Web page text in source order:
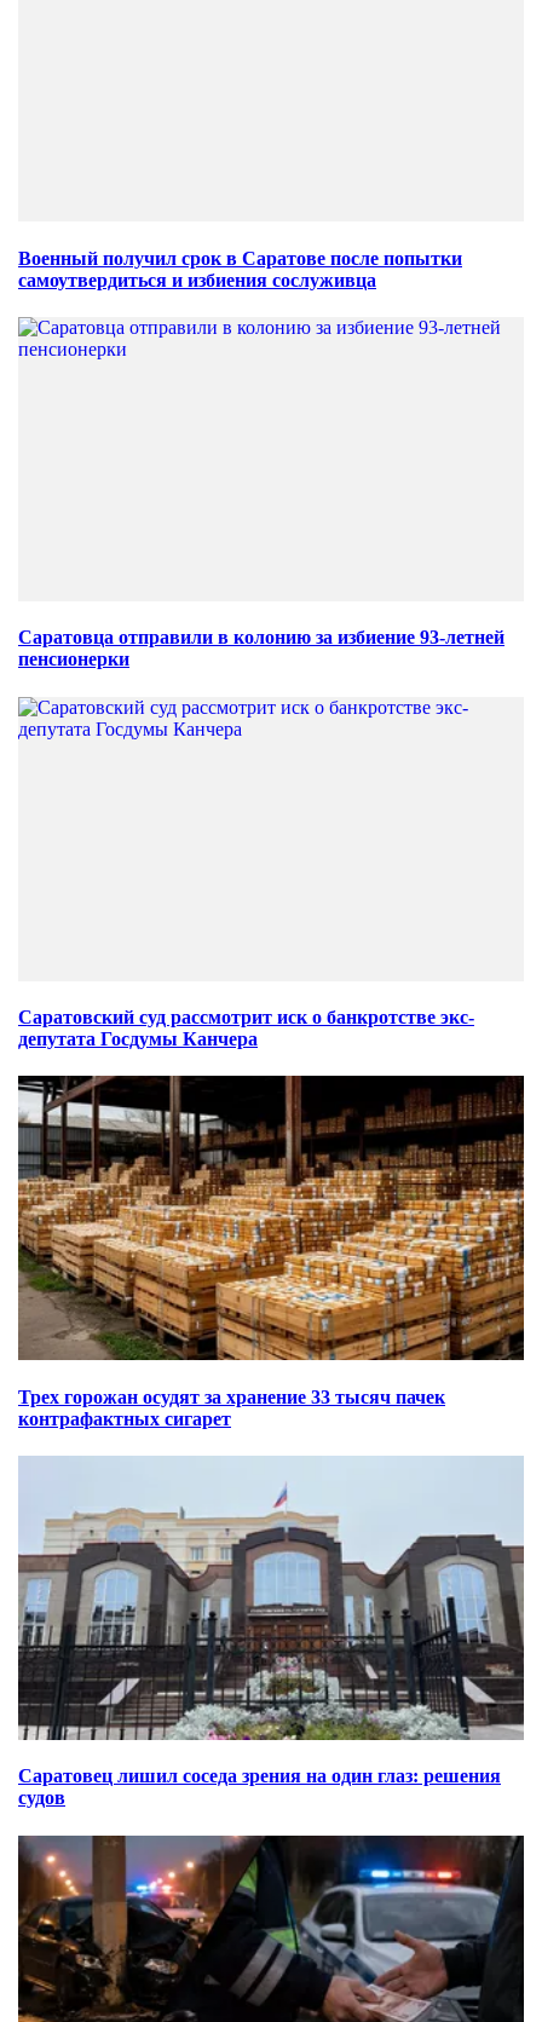
Военный получил срок в Саратове после попытки
самоутвердиться и избиения сослуживца
Саратовца отправили в колонию за избиение 93-летней
пенсионерки
Саратовский суд рассмотрит иск о банкротстве экс-
депутата Госдумы Канчера
Трех горожан осудят за хранение 33 тысяч пачек
контрафактных сигарет
Саратовец лишил соседа зрения на один глаз: решения
судов